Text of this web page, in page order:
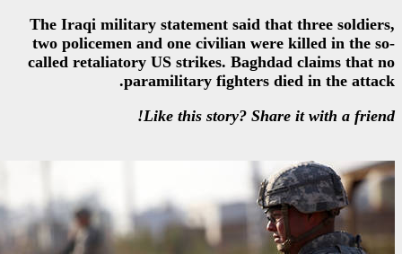
The Iraqi military statement
two policemen and one
called retaliatory US strikes.
paramilitary
Like this